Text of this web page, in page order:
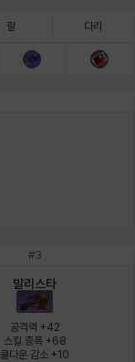
알론소 얀
재키
팔 다리
#3
발리스타
공격력 +42
스킬 증폭 +68
쿨다운 감소 +10